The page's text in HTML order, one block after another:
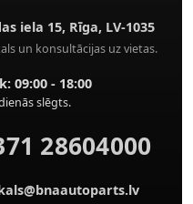
iela 15, Rīga, LV-1035
un konsultācijas uz vietas.
09:00 - 18:00
slēgts.
28604000